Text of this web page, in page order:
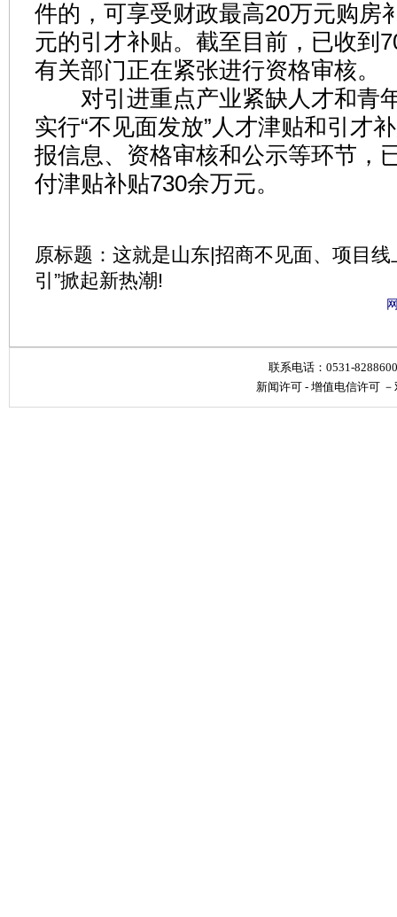
件的，可享受财政最高20万元购房
元的引才补贴。截至目前，已收到
有关部门正在紧张进行资格审核。
对引进重点产业紧缺人才和青
实行“不见面发放”人才津贴和引才
报信息、资格审核和公示等环节，
付津贴补贴730余万元。
原标题：这就是山东|招商不见面、项目线
引”掀起新热潮!
联系电话：0531-
新闻许可- 增值电信许可－